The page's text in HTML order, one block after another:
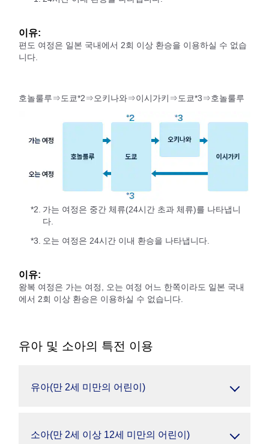
이유:
편도 여정은 일본 국내에서 2회 이상 환승을 이용하실 수 없습
니다.
호놀룰루⇒도쿄*2⇒오키나와⇒이시가키⇒도쿄*3⇒호놀룰루
*2. 가는 여정은 중간 체류(24시간 초과 체류)를 나타냅니
다.
*3.
오는 여정은 24시간 이내 환승을 나타냅니다.
이유:
왕복 여정은 가는 여정, 오는 여정 어느 한쪽이라도 일본 국내
에서 2회 이상 환승은 이용하실 수 없습니다.
유아 및 소아의 특전 이용
유아(만 2세 미만의 어린이)
소아(만 2세 이상 12세 미만의 어린이)